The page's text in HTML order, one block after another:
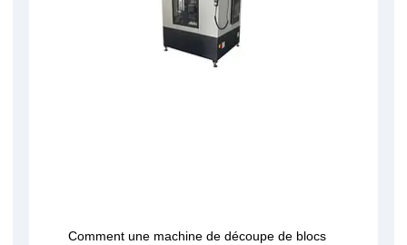
Comment une machine de découpe de blocs